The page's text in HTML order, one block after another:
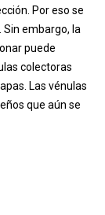
Por eso se
embargo, la
puede
colectoras
Las vénulas
que aún se